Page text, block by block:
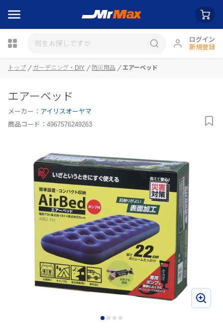
ログイン
新規登録
トップ ガーデニング・DIY 防災用品 エアーベッド
エアーベッド
メーカー： アイリスオーヤマ
商品コード： 4967576249263